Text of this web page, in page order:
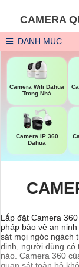
CAMERA
DANH MỤC
Camera Wifi Dahua
Trong Nhà
Camera IP 360
Dahua
Lắp đặt Camera
pháp bảo vệ an
sát mọi ngóc ngách
định, người dùng có
nào. Camera 360